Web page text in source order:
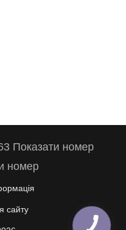
Показати номер
номер
сайту